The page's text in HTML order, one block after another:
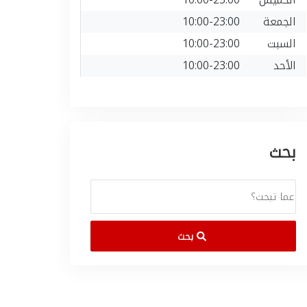
الجمعة
10:00-23:00
السبت
10:00-23:00
الأحد
10:00-23:00
بحث
بحث